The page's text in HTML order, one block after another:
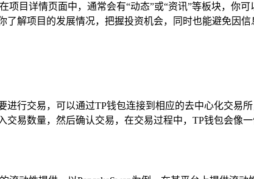
项目详情页面中，通常会有“动态”或“资讯”等板块，你
解项目的发展情况，把握投资机会，同时也能避免因
行交易，可以通过TP钱包连接到相应的去中心化交易
易数量，然后确认交易，在交易过程中，TP钱包会像